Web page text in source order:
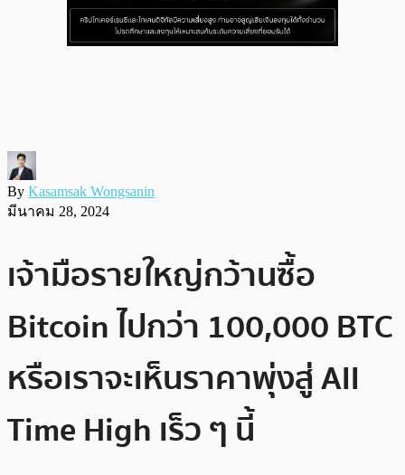
By Kasamsak Wongsanin
มีนาคม 28, 2024
เจ้ามือรายใหญ่กว้านซื้อ
Bitcoin ไปกว่า 100,000 BTC
หรือเราจะเห็นราคาพุ่งสู่ All
Time High เร็ว ๆ นี้